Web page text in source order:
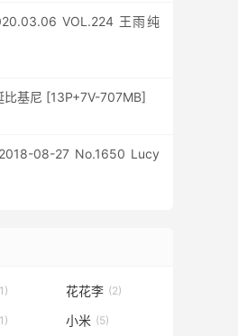
VOL.224 王雨纯
基尼 [13P+7V-707MB]
花花李 (2)
小米 (5)